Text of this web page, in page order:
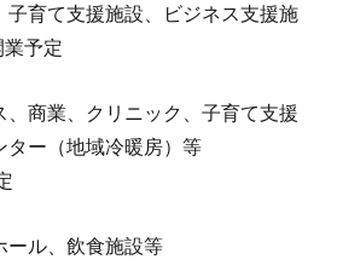
子育て支援施設、ビジネス支援施
予定
商業、クリニック、子育て支援
ター（地域冷暖房）等
ール、飲食施設等